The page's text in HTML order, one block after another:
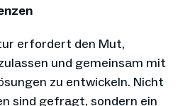
erfordert den Mut,
und gemeinsam mit
zu entwickeln. Nicht
sind gefragt, sondern ein